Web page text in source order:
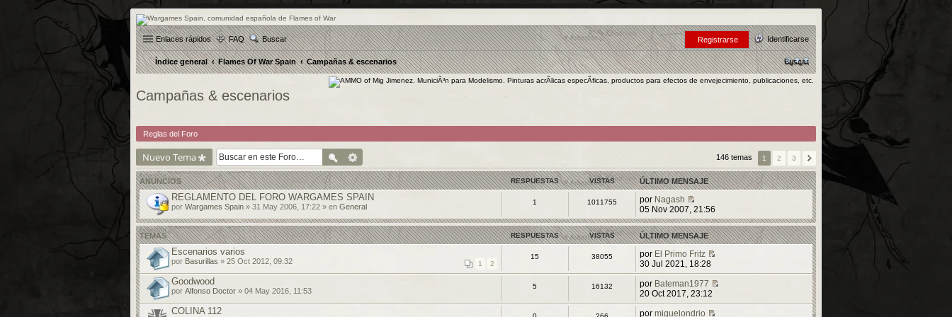
Enlaces rápidos FAQ Buscar Identificarse
Registrarse
Índice general Flames Of War Spain Campañas & escenarios Buscar
Campañas & escenarios
Reglas del Foro
Nuevo Tema 146 temas 1 2 3
ANUNCIOS RESPUESTAS VISTAS ÚLTIMO MENSAJE
REGLAMENTO DEL FORO WARGAMES SPAIN
por Wargames Spain » 31 May 2006, 17:22 » en General
1 1011755 por Nagash
V
e
r
ú
l
t
i
m
o
m
e
05 Nov 2007, 21:56
TEMAS RESPUESTAS VISTAS ÚLTIMO MENSAJE
Escenarios varios
1 2
por Basurillas » 25 Oct 2012, 09:32
15 38055 por El Primo Fritz
e
r
l
30 Jul 2021, 18:28
Goodwood
por Alfonso Doctor » 04 May 2016, 11:53
5 16132 por Bateman1977
e
20 Oct 2017, 23:12
COLINA 112 por miguelondrio